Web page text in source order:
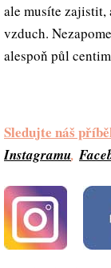
ale musíte zajistit,
vzduch.
alespoň půl
Sledujte náš
Instagramu,